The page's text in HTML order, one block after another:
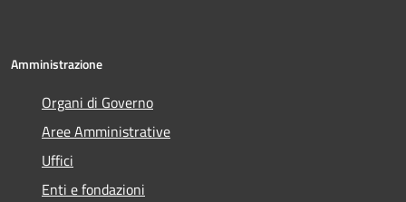
Amministrazione
Organi di Governo
Aree Amministrative
Uffici
Enti e fondazioni